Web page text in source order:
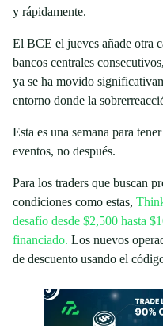
y rápidamente.
El BCE el jueves añade otra
bancos centrales
ya se ha movido
entorno donde la
Esta es una semana para
eventos, no después.
Para los traders que buscan
condiciones como estas,
desafío desde $2,500 hasta
financiado. Los nuevos
de descuento usando el